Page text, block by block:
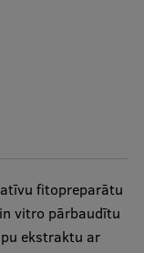
fitopreparātu
vitro pārbaudītu
ekstraktu ar